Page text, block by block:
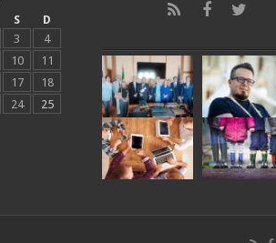
S
D
3
4
10
11
17
18
24
25